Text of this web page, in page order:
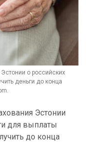
о российских
деньги до конца
Эстонии
для выплаты
до конца